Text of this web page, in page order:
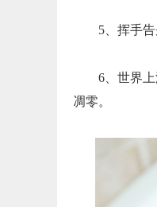
5、挥手
6、世界
凋零。